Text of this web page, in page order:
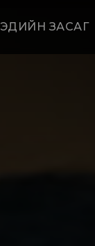
ЭДИЙН ЗАСАГ